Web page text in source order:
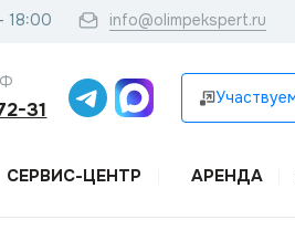
18:00 info@olimpekspert.ru
31
СЕРВИС-ЦЕНТР АРЕНДА